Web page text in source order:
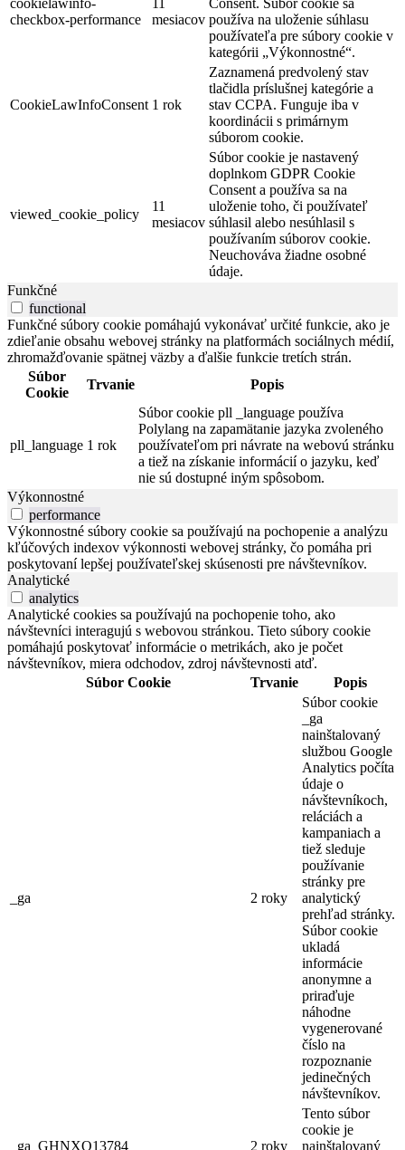
checkbox-performance
mesiacov používa na uloženie súhlasu
používateľa pre súbory cookie v
kategórii „Výkonnostné“.
CookieLawInfoConsent 1 rok
Zaznamená predvolený stav
tlačidla príslušnej kategórie a
stav CCPA. Funguje iba v
koordinácii s primárnym
súborom cookie.
viewed_cookie_policy
11
mesiacov
Súbor cookie je nastavený
doplnkom GDPR Cookie
Consent a používa sa na
uloženie toho, či používateľ
súhlasil alebo nesúhlasil s
používaním súborov cookie.
Neuchováva žiadne osobné
údaje.
Funkčné
functional
Funkčné súbory cookie pomáhajú vykonávať určité funkcie, ako je
zdieľanie obsahu webovej stránky na platformách sociálnych médií,
zhromažďovanie spätnej väzby a ďalšie funkcie tretích strán.
Súbor
Cookie
Trvanie Popis
pll_language 1 rok
Súbor cookie pll _language používa
Polylang na zapamätanie jazyka zvoleného
používateľom pri návrate na webovú stránku
a tiež na získanie informácií o jazyku, keď
nie sú dostupné iným spôsobom.
Výkonnostné
performance
Výkonnostné súbory cookie sa používajú na pochopenie a analýzu
kľúčových indexov výkonnosti webovej stránky, čo pomáha pri
poskytovaní lepšej používateľskej skúsenosti pre návštevníkov.
Analytické
analytics
Analytické cookies sa používajú na pochopenie toho, ako
návštevníci interagujú s webovou stránkou. Tieto súbory cookie
pomáhajú poskytovať informácie o metrikách, ako je počet
návštevníkov, miera odchodov, zdroj návštevnosti atď.
Súbor Cookie
Trvanie Popis
_ga 2 roky
Súbor cookie
_ga
nainštalovaný
službou Google
Analytics počíta
údaje o
návštevníkoch,
reláciách a
kampaniach a
tiež sleduje
používanie
stránky pre
analytický
prehľad stránky.
Súbor cookie
ukladá
informácie
anonymne a
priraďuje
náhodne
vygenerované
číslo na
rozpoznanie
jedinečných
návštevníkov.
_ga_GHNXQ13784 2 roky
Tento súbor
cookie je
nainštalovaný